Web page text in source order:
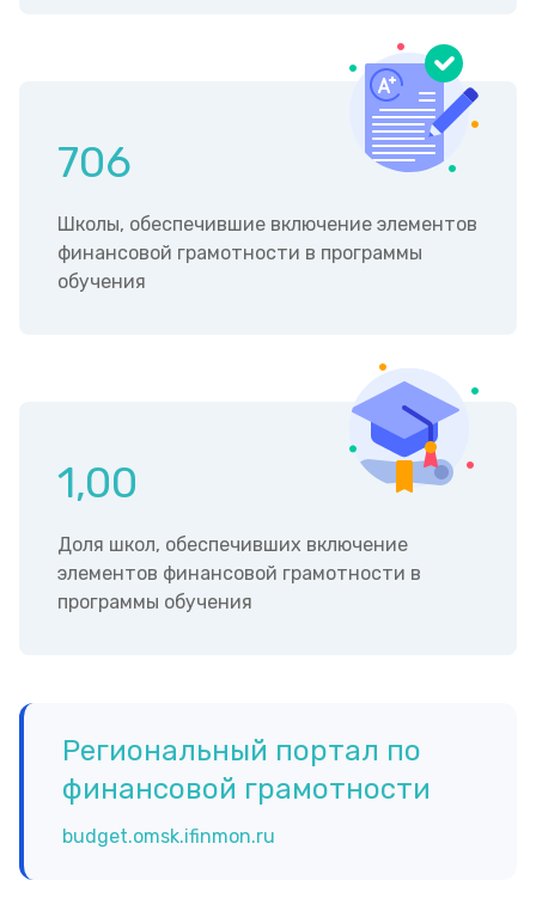
706
Школы, обеспечившие включение элементов
финансовой грамотности в программы
обучения
1,00
Доля школ, обеспечивших включение
элементов финансовой грамотности в
программы обучения
Региональный портал по
финансовой грамотности
budget.omsk.ifinmon.ru